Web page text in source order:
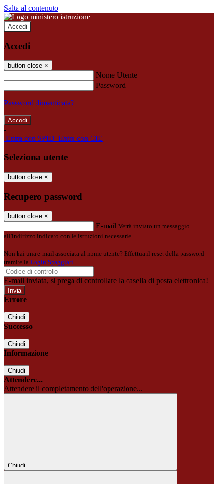
Salta al contenuto
Accedi
Accedi
button close ×
Nome Utente
Password
Password dimenticata?
-
Entra con SPID Entra con CIE
Seleziona utente
button close ×
Recupero password
button close ×
E-mail Verrà inviato un messaggio
all'indirizzo indicato con le istruzioni necessarie.
Non hai una e-mail associata al nome utente? Effettua il reset della password
tramite la Login Spaggiari
E-mail inviata, si prega di controllare la casella di posta elettronica!
Errore
Chiudi
Successo
Chiudi
Informazione
Chiudi
Attendere...
Attendere il completamento dell'operazione...
Chiudi